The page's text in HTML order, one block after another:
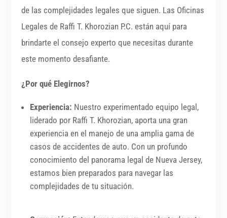
de las complejidades legales que siguen. Las Oficinas
Legales de Raffi T. Khorozian P.C. están aquí para
brindarte el consejo experto que necesitas durante
este momento desafiante.
¿Por qué Elegirnos?
Experiencia: Nuestro experimentado equipo legal,
liderado por Raffi T. Khorozian, aporta una gran
experiencia en el manejo de una amplia gama de
casos de accidentes de auto. Con un profundo
conocimiento del panorama legal de Nueva Jersey,
estamos bien preparados para navegar las
complejidades de tu situación.